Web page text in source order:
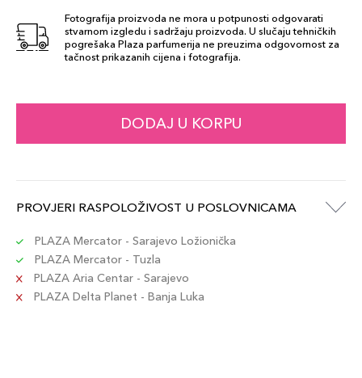
Fotografija proizvoda ne mora u potpunosti odgovarati
stvarnom izgledu i sadržaju proizvoda. U slučaju tehničkih
pogrešaka Plaza parfumerija ne preuzima odgovornost za
tačnost prikazanih cijena i fotografija.
DODAJ U KORPU
PROVJERI RASPOLOŽIVOST U POSLOVNICAMA
PLAZA Mercator - Sarajevo Ložionička
PLAZA Mercator - Tuzla
PLAZA Aria Centar - Sarajevo
PLAZA Delta Planet - Banja Luka